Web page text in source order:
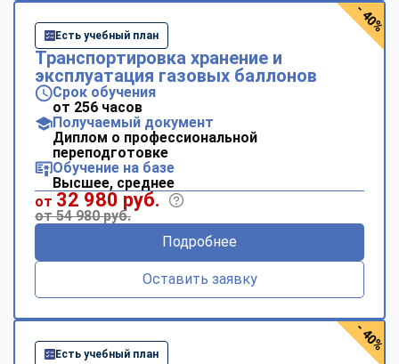
Есть учебный план
Транспортировка хранение и
эксплуатация газовых баллонов
Срок обучения
от 256 часов
Получаемый документ
Диплом о профессиональной
переподготовке
Обучение на базе
Высшее, среднее
от 32 980 руб.
от 54 980 руб.
Подробнее
Оставить заявку
- 40%
Есть учебный план
- 40%